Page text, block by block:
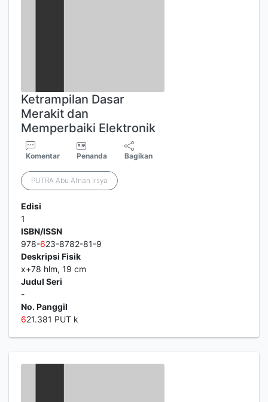
Ketrampilan Dasar
Merakit dan
Memperbaiki Elektronik
Komentar Penanda Bagikan
PUTRA Abu Afnan Irsya
Edisi
1
ISBN/ISSN
978-623-8782-81-9
Deskripsi Fisik
x+78 hlm, 19 cm
Judul Seri
-
No. Panggil
621.381 PUT k